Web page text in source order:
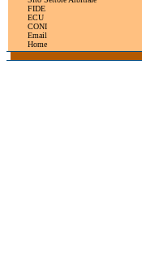
FIDE
ECU
CONI
Email
Home